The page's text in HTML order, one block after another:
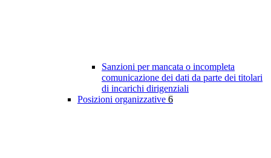
Sanzioni per mancata o incompleta
comunicazione dei dati da parte dei titolari
di incarichi dirigenziali
Posizioni organizzative 6